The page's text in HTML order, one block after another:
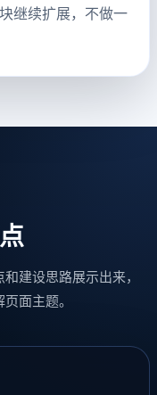
继续扩展，不做一
建设思路展示出来，
面主题。